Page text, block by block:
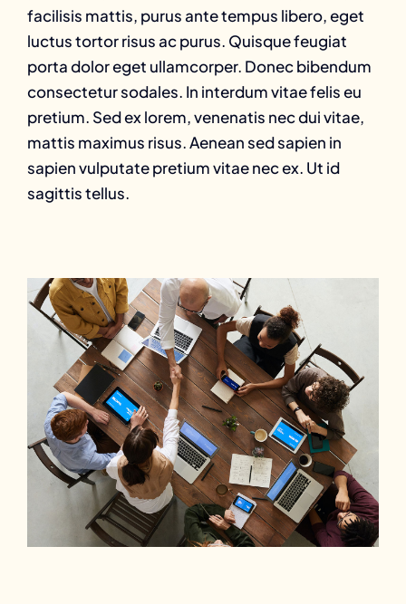
facilisis mattis, purus ante tempus libero, eget
luctus tortor risus ac purus. Quisque feugiat
porta dolor eget ullamcorper. Donec bibendum
consectetur sodales. In interdum vitae felis eu
pretium. Sed ex lorem, venenatis nec dui vitae,
mattis maximus risus. Aenean sed sapien in
sapien vulputate pretium vitae nec ex. Ut id
sagittis tellus.